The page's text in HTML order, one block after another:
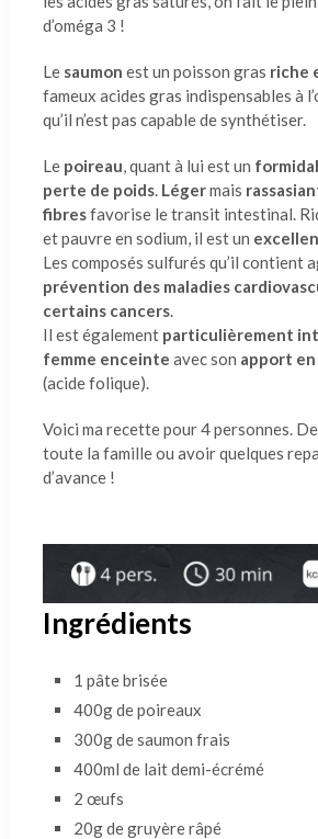
d’oméga 3 !
Le saumon est un poisson gras riche
fameux acides gras indispensables à
qu’il n’est pas capable de synthétiser.
Le poireau, quant à lui est un
perte de poids. Légermais
fibresfavorise le transit intestinal.
et pauvre en sodium, il est un
Les composés sulfurés qu’il contient
prévention des maladies
certains cancers.
Il est également particulièrement
femme enceinte avec son apport
(acide folique).
Voici ma recette pour 4 personnes.
toute la famille ou avoir quelques
d’avance !
Ingrédients
1 pâte brisée
400g de poireaux
300g de saumon frais
400ml de lait demi-écrémé
2 œufs
20g de gruyère râpé